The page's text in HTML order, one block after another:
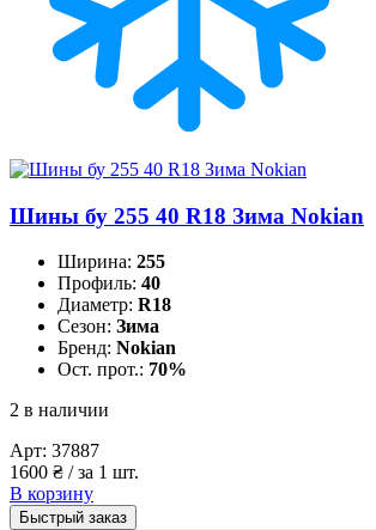
Шины бу 255 40 R18 Зима Nokian
Ширина: 255
Профиль: 40
Диаметр: R18
Сезон: Зима
Бренд: Nokian
Ост. прот.: 70%
2 в наличии
Арт: 37887
1600 ₴ / за 1 шт.
В корзину
Быстрый заказ